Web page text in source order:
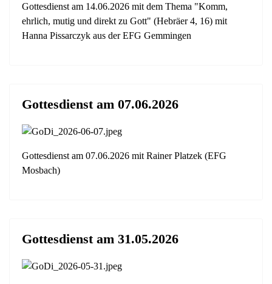
Gottesdienst am 14.06.2026 mit dem Thema "Komm,
ehrlich, mutig und direkt zu Gott" (Hebräer 4, 16) mit
Hanna Pissarczyk aus der EFG Gemmingen
Gottesdienst am 07.06.2026
Gottesdienst am 07.06.2026 mit Rainer Platzek (EFG
Mosbach)
Gottesdienst am 31.05.2026